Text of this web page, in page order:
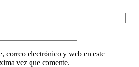
correo electrónico y web en este
vez que comente.